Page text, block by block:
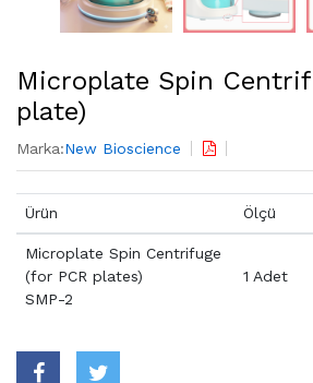
Microplate Spin
plate)
Marka:New Bioscience
Ürün Ölçü
Microplate Spin Centrifuge
(for PCR plates)
SMP-2
1 Adet